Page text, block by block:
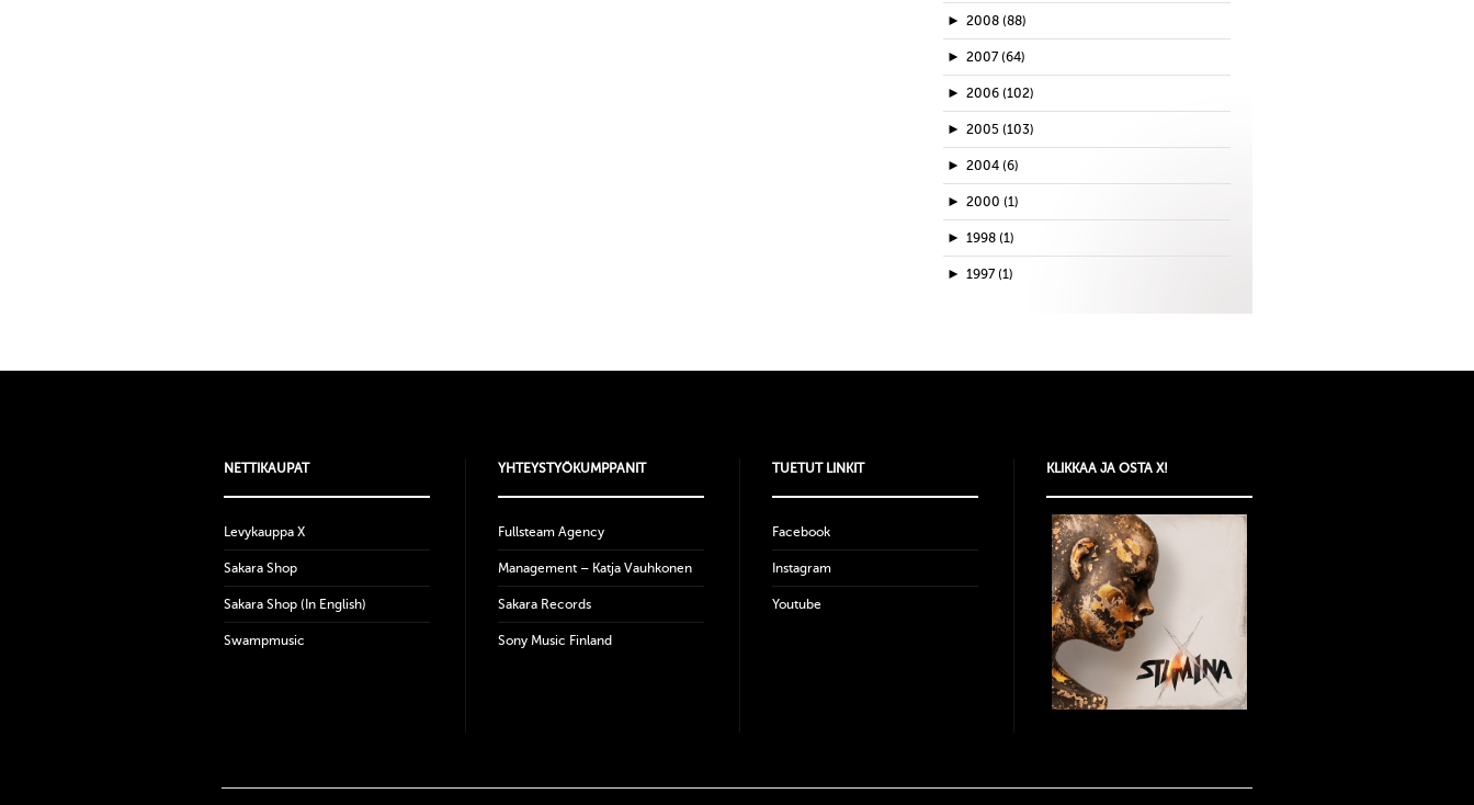
► 2008 (88)
► 2007 (64)
► 2006 (102)
► 2005 (103)
► 2004 (6)
► 2000 (1)
► 1998 (1)
► 1997 (1)
NETTIKAUPAT
Levykauppa X
Sakara Shop
Sakara Shop (In English)
Swampmusic
YHTEYSTYÖKUMPPANIT
Fullsteam Agency
Management – Katja Vauhkonen
Sakara Records
Sony Music Finland
TUETUT LINKIT
Facebook
Instagram
Youtube
KLIKKAA JA OSTA X!